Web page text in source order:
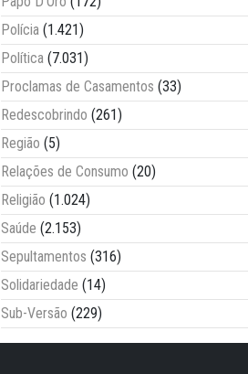
Polícia (1.421)
Política (7.031)
Proclamas de Casamentos (33)
Redescobrindo (261)
Região (5)
Relações de Consumo (20)
Religião (1.024)
Saúde (2.153)
Sepultamentos (316)
Solidariedade (14)
Sub-Versão (229)